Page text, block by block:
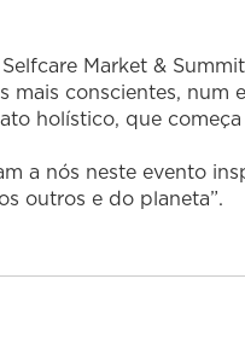
Market &
mais conscientes, num
holístico, que
a nós neste evento
outros e do planeta”.